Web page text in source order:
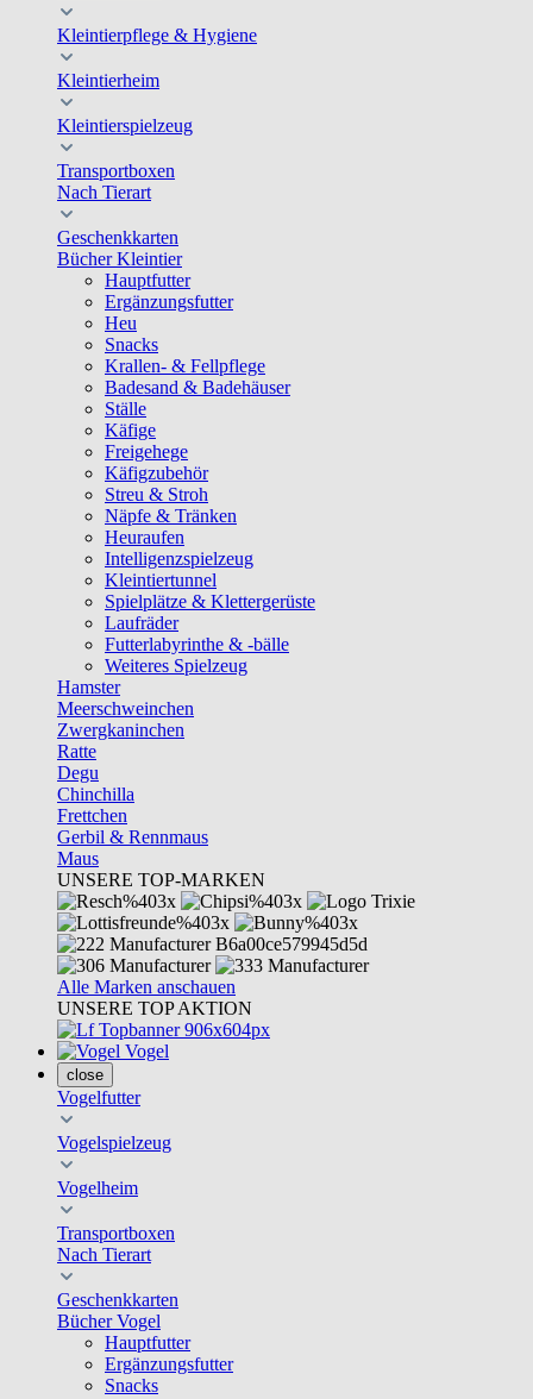
Kleintierpflege & Hygiene
Kleintierheim
Kleintierspielzeug
Transportboxen
Nach Tierart
Geschenkkarten
Bücher Kleintier
Hauptfutter
Ergänzungsfutter
Heu
Snacks
Krallen- & Fellpflege
Badesand & Badehäuser
Ställe
Käfige
Freigehege
Käfigzubehör
Streu & Stroh
Näpfe & Tränken
Heuraufen
Intelligenzspielzeug
Kleintiertunnel
Spielplätze & Klettergerüste
Laufräder
Futterlabyrinthe & -bälle
Weiteres Spielzeug
Hamster
Meerschweinchen
Zwergkaninchen
Ratte
Degu
Chinchilla
Frettchen
Gerbil & Rennmaus
Maus
UNSERE TOP-MARKEN
Alle Marken anschauen
UNSERE TOP AKTION
Vogel
close
Vogelfutter
Vogelspielzeug
Vogelheim
Transportboxen
Nach Tierart
Geschenkkarten
Bücher Vogel
Hauptfutter
Ergänzungsfutter
Snacks